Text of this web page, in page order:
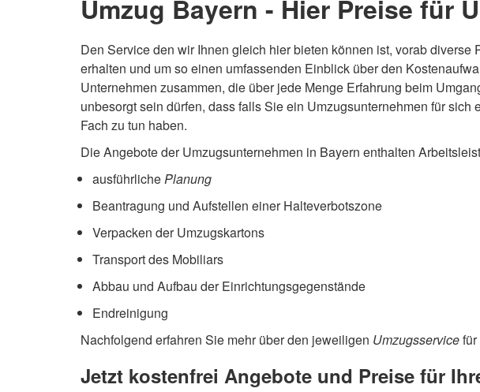
Umzug Bayern - Hier Preise für
Den Service den wir Ihnen gleich hier bieten können ist, vorab diverse
erhalten und um so einen umfassenden Einblick über den
Unternehmen zusammen, die über jede Menge Erfahrung beim
unbesorgt sein dürfen, dass falls Sie ein Umzugsunternehmen für
Fach zu tun haben.
Die Angebote der Umzugsunternehmen in Bayern enthalten
ausführlichePlanung
Beantragung und Aufstellen einer Halteverbotszone
Verpacken der Umzugskartons
Transport des Mobiliars
Abbau und Aufbau der Einrichtungsgegenstände
Endreinigung
Nachfolgend erfahren Sie mehr über den jeweiligen Umzugsservice
Jetzt kostenfrei Angebote und Preise für